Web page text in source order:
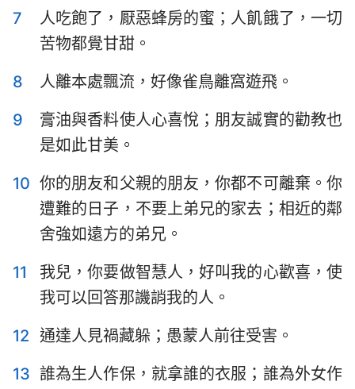
彌迦書 那鴻書
哈巴谷書
哈該書 撒迦利亞書
瑪拉基書
7
人吃飽了，厭惡蜂房的蜜；人飢餓了，一切
苦物都覺甘甜。
8
人離本處飄流，好像雀鳥離窩遊飛。
9
膏油與香料使人心喜悅；朋友誠實的勸教也
是如此甘美。
10 你的朋友和父親的朋友，你都不可離棄。你
遭難的日子，不要上弟兄的家去；相近的鄰
舍強如遠方的弟兄。
11
我兒，你要做智慧人，好叫我的心歡喜，使
我可以回答那譏誚我的人。
12 通達人見禍藏躲；愚蒙人前往受害。
13 誰為生人作保，就拿誰的衣服；誰為外女作